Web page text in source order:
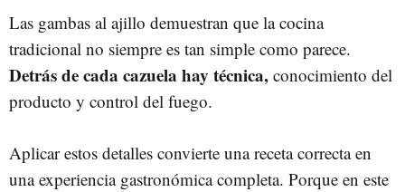
Las gambas al ajillo demuestran que la cocina
tradicional no siempre es tan simple como parece.
Detrás de cada cazuela hay técnica, conocimiento del
producto y control del fuego.
Aplicar estos detalles convierte una receta correcta en
una experiencia gastronómica completa. Porque en este